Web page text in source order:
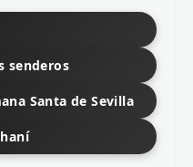
senderos
Santa de Sevilla